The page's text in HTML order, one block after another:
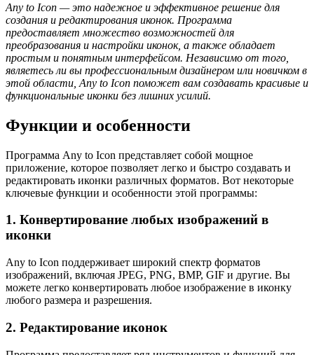
Any to Icon — это надежное и эффективное решение для
создания и редактирования иконок. Программа
предоставляет множество возможностей для
преобразования и настройки иконок, а также обладает
простым и понятным интерфейсом. Независимо от того,
являетесь ли вы профессиональным дизайнером или новичком в
этой области, Any to Icon поможет вам создавать красивые и
функциональные иконки без лишних усилий.
Функции и особенности
Программа Any to Icon представляет собой мощное
приложение, которое позволяет легко и быстро создавать и
редактировать иконки различных форматов. Вот некоторые
ключевые функции и особенности этой программы:
1. Конвертирование любых изображений в
иконки
Any to Icon поддерживает широкий спектр форматов
изображений, включая JPEG, PNG, BMP, GIF и другие. Вы
можете легко конвертировать любое изображение в иконку
любого размера и разрешения.
2. Редактирование иконок